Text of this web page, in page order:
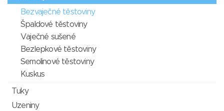
Bezvaječné těstoviny
Špaldové těstoviny
Vaječné sušené
Bezlepkové těstoviny
Semolinové těstoviny
Kuskus
Tuky
Uzeniny